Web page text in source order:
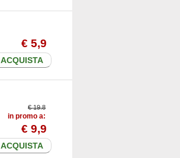
€ 5,9
ACQUISTA
€ 19.8
in promo a:
€ 9,9
ACQUISTA